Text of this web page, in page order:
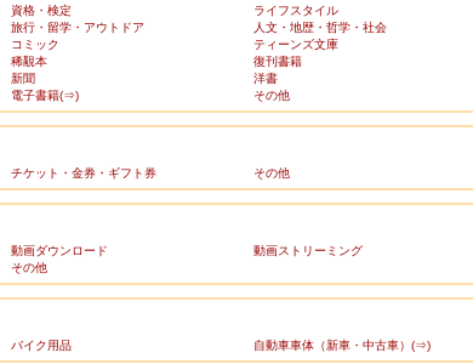
資格・検定 ライフスタイル
旅行・留学・アウトドア 人文・地歴・哲学・社会
コミック ティーンズ文庫
稀覯本 復刊書籍
新聞 洋書
電子書籍(⇒) その他
チケット・金券・ギフト券 その他
動画ダウンロード 動画ストリーミング
その他
バイク用品 自動車車体（新車・中古車）(⇒)